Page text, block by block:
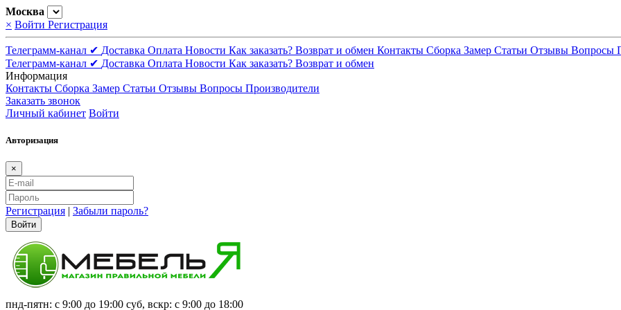
Москва
× Войти Регистрация
Телеграмм-канал ✔ Доставка Оплата Новости Как заказать? Возврат и обмен Контакты Сборка Замер Статьи Отзывы Вопросы
Телеграмм-канал ✔ Доставка Оплата Новости Как заказать? Возврат и обмен
Информация
Контакты Сборка Замер Статьи Отзывы Вопросы Производители
Заказать звонок
Личный кабинет Войти
Авторизация
×
Регистрация | Забыли пароль?
Войти
пнд-пятн: с 9:00 до 19:00 суб, вскр: с 9:00 до 18:00